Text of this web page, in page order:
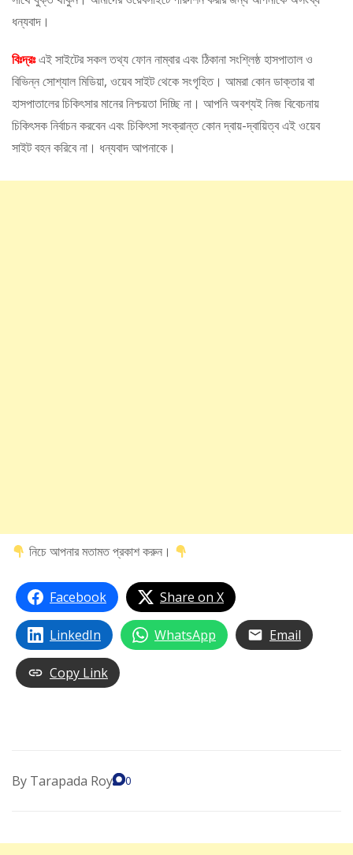
ধন্যবাদ।
বিঃদ্রঃএই সাইটের সকল তথ্য ফোন নাম্বার এবং ঠিকানা সংশ্লিষ্ঠ হাসপাতাল ও
বিভিন্ন সোশ্যাল মিডিয়া, ওয়েব সাইট থেকে সংগৃহিত। আমরা কোন ডাক্তার বা
হাসপাতালের চিকিৎসার মানের নিশ্চয়তা দিচ্ছি না। আপনি অবশ্যই নিজ বিবেচনায়
চিকিৎসক নির্বাচন করবেন এবং চিকিৎসা সংক্রান্ত কোন দ্বায়-দ্বায়িত্ব এই ওয়েব
সাইট বহন করিবে না। ধন্যবাদ আপনাকে।
নিচে আপনার মতামত প্রকাশ করুন।
Facebook Share on X
LinkedIn WhatsApp Email
Copy Link
By Tarapada Roy 0